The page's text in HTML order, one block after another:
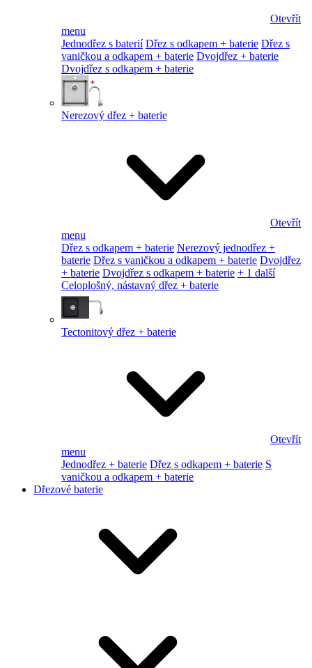
Otevřít
menu
Jednodřez s baterií Dřez s odkapem + baterie Dřez s
vaničkou a odkapem + baterie Dvojdřez + baterie
Dvojdřez s odkapem + baterie
Nerezový dřez + baterie
Otevřít
menu
Dřez s odkapem + baterie Nerezový jednodřez +
baterie Dřez s vaničkou a odkapem + baterie Dvojdřez
+ baterie Dvojdřez s odkapem + baterie + 1 další
Celoplošný, nástavný dřez + baterie
Tectonitový dřez + baterie
Otevřít
menu
Jednodřez + baterie Dřez s odkapem + baterie S
vaničkou a odkapem + baterie
Dřezové baterie